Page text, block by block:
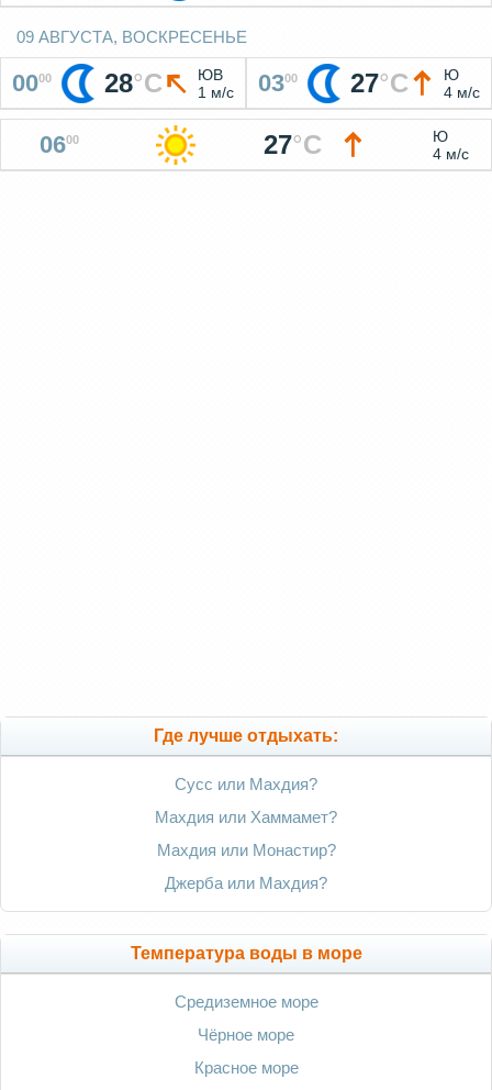
09 АВГУСТА, ВОСКРЕСЕНЬЕ
0000 28°C
ЮВ
1 м/с
0300 27°C
Ю
4 м/с
0600 27°C
Ю
4 м/с
Где лучше отдыхать:
Сусс или Махдия?
Махдия или Хаммамет?
Махдия или Монастир?
Джерба или Махдия?
Температура воды в море
Средиземное море
Чёрное море
Красное море